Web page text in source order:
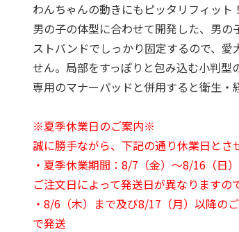
わんちゃんの動きにもピッタリフィット
男の子の体型に合わせて開発した、男の
ストバンドでしっかり固定するので、愛
せん。局部をすっぽりと包み込む小判型
専用のマナーパッドと併用すると衛生・
※夏季休業日のご案内※
誠に勝手ながら、下記の通り休業日とさ
・夏季休業期間：8/7（金）～8/16（日）
ご注文日によって発送日が異なりますの
・8/6（木）まで及び8/17（月）以降の
で発送